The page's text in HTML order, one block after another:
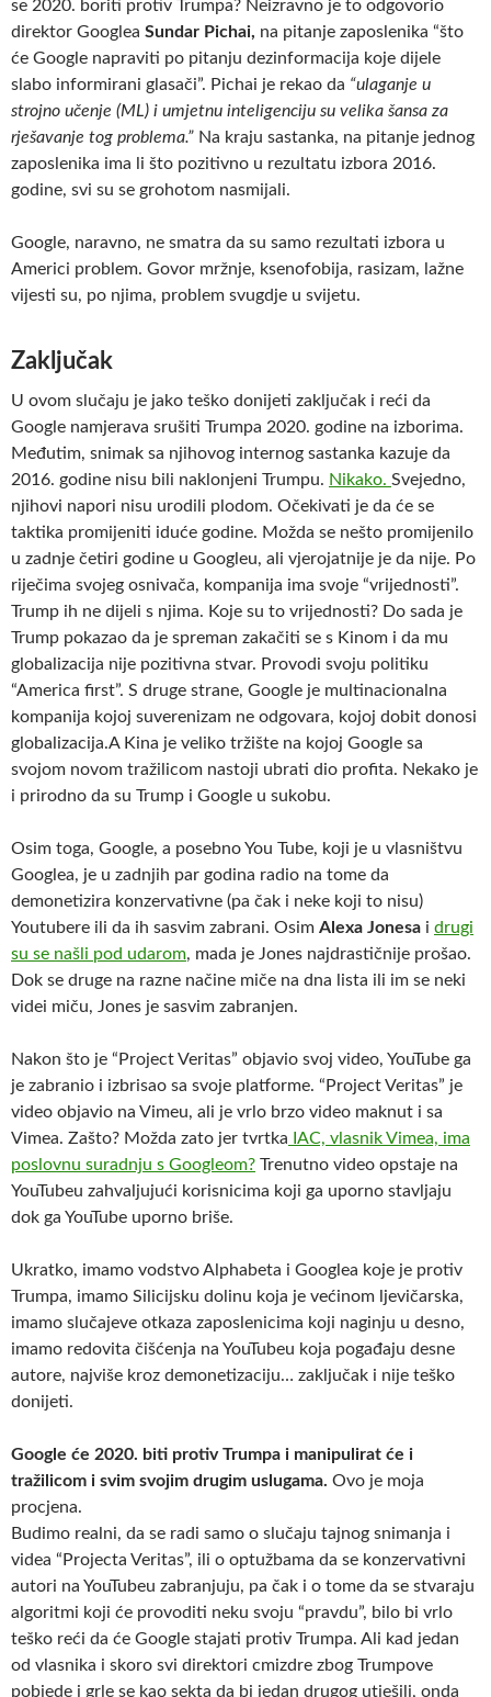
se 2020. boriti protiv Trumpa? Neizravno je to odgovorio
direktor Googlea Sundar Pichai, na pitanje zaposlenika “što
će Google napraviti po pitanju dezinformacija koje dijele
slabo informirani glasači”. Pichai je rekao da “ulaganje u
strojno učenje (ML) i umjetnu inteligenciju su velika šansa za
rješavanje tog problema.” Na kraju sastanka, na pitanje jednog
zaposlenika ima li što pozitivno u rezultatu izbora 2016.
godine, svi su se grohotom nasmijali.
Google, naravno, ne smatra da su samo rezultati izbora u
Americi problem. Govor mržnje, ksenofobija, rasizam, lažne
vijesti su, po njima, problem svugdje u svijetu.
Zaključak
U ovom slučaju je jako teško donijeti zaključak i reći da
Google namjerava srušiti Trumpa 2020. godine na izborima.
Međutim, snimak sa njihovog internog sastanka kazuje da
2016. godine nisu bili naklonjeni Trumpu. Nikako. Svejedno,
njihovi napori nisu urodili plodom. Očekivati je da će se
taktika promijeniti iduće godine. Možda se nešto promijenilo
u zadnje četiri godine u Googleu, ali vjerojatnije je da nije. Po
riječima svojeg osnivača, kompanija ima svoje “vrijednosti”.
Trump ih ne dijeli s njima. Koje su to vrijednosti? Do sada je
Trump pokazao da je spreman zakačiti se s Kinom i da mu
globalizacija nije pozitivna stvar. Provodi svoju politiku
“America first”. S druge strane, Google je multinacionalna
kompanija kojoj suverenizam ne odgovara, kojoj dobit donosi
globalizacija.A Kina je veliko tržište na kojoj Google sa
svojom novom tražilicom nastoji ubrati dio profita. Nekako je
i prirodno da su Trump i Google u sukobu.
Osim toga, Google, a posebno You Tube, koji je u vlasništvu
Googlea, je u zadnjih par godina radio na tome da
demonetizira konzervativne (pa čak i neke koji to nisu)
Youtubere ili da ih sasvim zabrani. Osim Alexa Jonesa i drugi
su se našli pod udarom, mada je Jones najdrastičnije prošao.
Dok se druge na razne načine miče na dna lista ili im se neki
videi miču, Jones je sasvim zabranjen.
Nakon što je “Project Veritas” objavio svoj video, YouTube ga
je zabranio i izbrisao sa svoje platforme. “Project Veritas” je
video objavio na Vimeu, ali je vrlo brzo video maknut i sa
Vimea. Zašto? Možda zato jer tvrtka IAC, vlasnik Vimea, ima
poslovnu suradnju s Googleom? Trenutno video opstaje na
YouTubeu zahvaljujući korisnicima koji ga uporno stavljaju
dok ga YouTube uporno briše.
Ukratko, imamo vodstvo Alphabeta i Googlea koje je protiv
Trumpa, imamo Silicijsku dolinu koja je većinom ljevičarska,
imamo slučajeve otkaza zaposlenicima koji naginju u desno,
imamo redovita čišćenja na YouTubeu koja pogađaju desne
autore, najviše kroz demonetizaciju… zaključak i nije teško
donijeti.
Google će 2020. biti protiv Trumpa i manipulirat će i
tražilicom i svim svojim drugim uslugama. Ovo je moja
procjena.
Budimo realni, da se radi samo o slučaju tajnog snimanja i
videa “Projecta Veritas”, ili o optužbama da se konzervativni
autori na YouTubeu zabranjuju, pa čak i o tome da se stvaraju
algoritmi koji će provoditi neku svoju “pravdu”, bilo bi vrlo
teško reći da će Google stajati protiv Trumpa. Ali kad jedan
od vlasnika i skoro svi direktori cmizdre zbog Trumpove
pobjede i grle se kao sekta da bi jedan drugog utješili, onda